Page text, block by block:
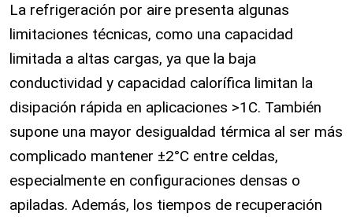
La refrigeración por aire presenta algunas
limitaciones técnicas, como una capacidad
limitada a altas cargas, ya que la baja
conductividad y capacidad calorífica limitan la
disipación rápida en aplicaciones >1C. También
supone una mayor desigualdad térmica al ser más
complicado mantener ±2°C entre celdas,
especialmente en configuraciones densas o
apiladas. Además, los tiempos de recuperación